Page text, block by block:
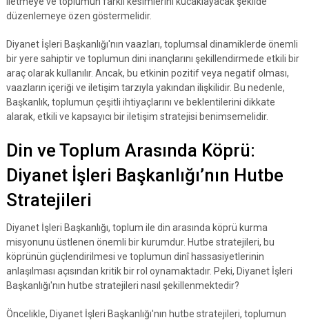
düzenlemeye özen göstermelidir.
Diyanet İşleri Başkanlığı'nın vaazları, toplumsal dinamiklerde önemli
bir yere sahiptir ve toplumun dini inançlarını şekillendirmede etkili bir
araç olarak kullanılır. Ancak, bu etkinin pozitif veya negatif olması,
vaazların içeriği ve iletişim tarzıyla yakından ilişkilidir. Bu nedenle,
Başkanlık, toplumun çeşitli ihtiyaçlarını ve beklentilerini dikkate
alarak, etkili ve kapsayıcı bir iletişim stratejisi benimsemelidir.
Din ve Toplum Arasında Köprü:
Diyanet İşleri Başkanlığı’nın Hutbe
Stratejileri
Diyanet İşleri Başkanlığı, toplum ile din arasında köprü kurma
misyonunu üstlenen önemli bir kurumdur. Hutbe stratejileri, bu
köprünün güçlendirilmesi ve toplumun dinî hassasiyetlerinin
anlaşılması açısından kritik bir rol oynamaktadır. Peki, Diyanet İşleri
Başkanlığı'nın hutbe stratejileri nasıl şekillenmektedir?
Öncelikle, Diyanet İşleri Başkanlığı'nın hutbe stratejileri, toplumun